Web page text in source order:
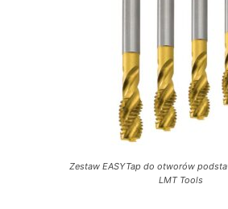
Zestaw EASYTap do otworów
LMT Tools